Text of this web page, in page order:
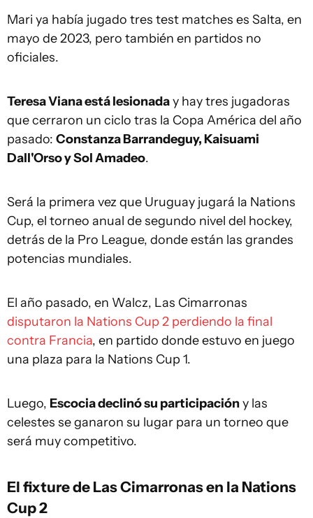
Mari ya había jugado tres test matches es Salta, en
mayo de 2023, pero también en partidos no
oficiales.
Teresa Viana está lesionaday hay tres jugadoras
que cerraron un ciclo tras la Copa América del año
pasado: Constanza Barrandeguy, Kaisuami
Dall'Orso y Sol Amadeo.
Será la primera vez que Uruguay jugará la Nations
Cup, el torneo anual de segundo nivel del hockey,
detrás de la Pro League, donde están las grandes
potencias mundiales.
El año pasado, en Walcz, Las Cimarronas
disputaron la Nations Cup 2 perdiendo la final
contra Francia, en partido donde estuvo en juego
una plaza para la Nations Cup 1.
Luego, Escocia declinó su participacióny las
celestes se ganaron su lugar para un torneo que
será muy competitivo.
El fixture de Las Cimarronas en la Nations
Cup 2